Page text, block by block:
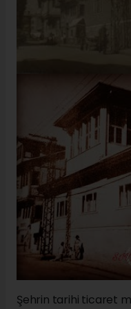
Şehrin tarihi ticaret